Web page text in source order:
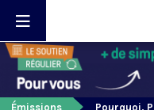
Émissions
Pourquoi,